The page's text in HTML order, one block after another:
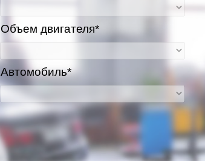
Объем двигателя*
Автомобиль*